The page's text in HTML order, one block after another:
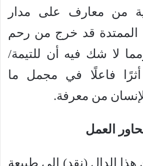
من معارف على مدار
الممتدة قد خرج من رحم
ومما لا شك فيه أن للتيمة/
أثرًا فاعلًا في مجمل ما
من معرفة.
العمل
هذا الدال (نقد) إلى طبيعة